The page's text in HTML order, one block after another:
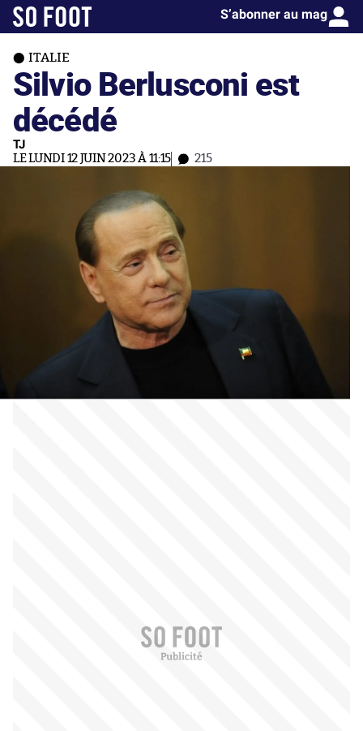
S’abonner au mag
ITALIE
Silvio Berlusconi est
décédé
TJ
LE LUNDI 12 JUIN 2023 À 11:15 215